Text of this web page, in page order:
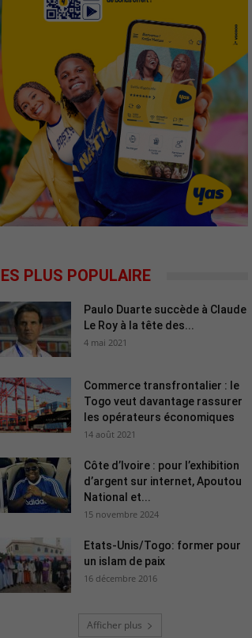
PLUS POPULAIRE
Paulo Duarte succède à Claude
Le Roy à la tête des...
4 mai 2021
Commerce transfrontalier : le
Togo veut davantage rassurer
les opérateurs économiques
14 août 2021
Côte d’Ivoire : pour l’exhibition
d’argent sur internet, Apoutou
National et...
15 novembre 2024
Etats-Unis/Togo: former pour
un islam de paix
16 décembre 2016
Afficher plus